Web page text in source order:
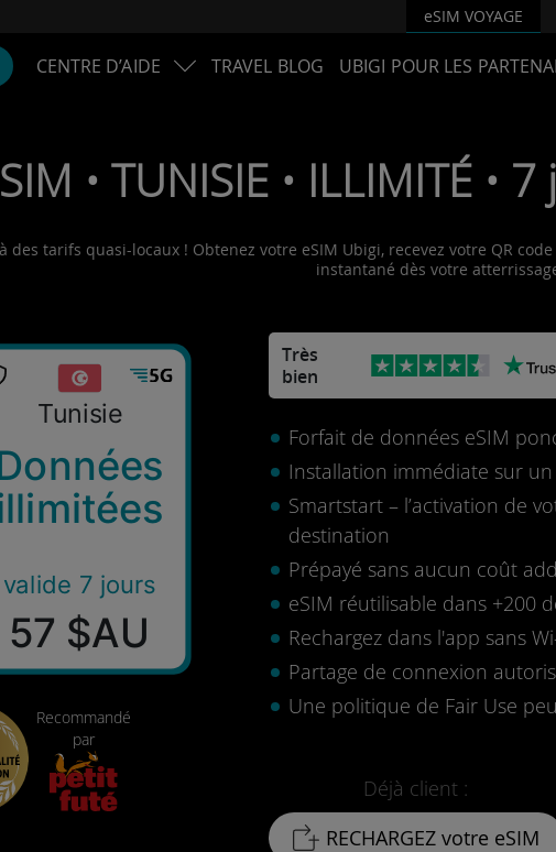
eSIM VOYAGE
CENTRE D’AIDE TRAVEL BLOG UBIGI POUR LES
• TUNISIE • ILLIMITÉ •
des tarifs quasi-locaux ! Obtenez votre eSIM Ubigi, recevez votre QR
instantané dès votre
Tunisie
valide 7 jours
57 $AU
Recommandé
par
Très
bien
Forfait de données eSIM
Installation immédiate sur
Smartstart – l’activation de
destination
Prépayé sans aucun coût
eSIM réutilisable dans +200
Rechargez dans l'app sans
Partage de connexion
Une politique de Fair Use
Déjà client :
RECHARGEZ votre eSIM